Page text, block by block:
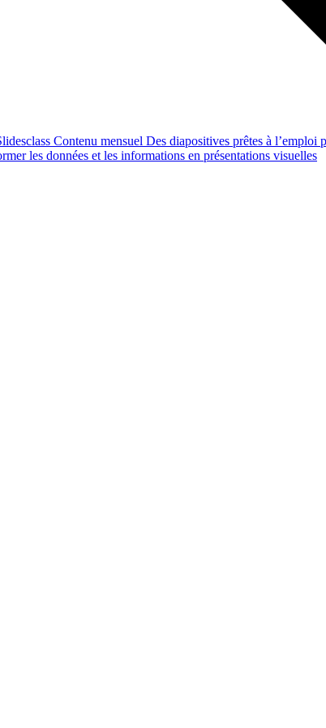
Contenu mensuel Des diapositives prêtes à l’emploi
les données et les informations en présentations visuelles